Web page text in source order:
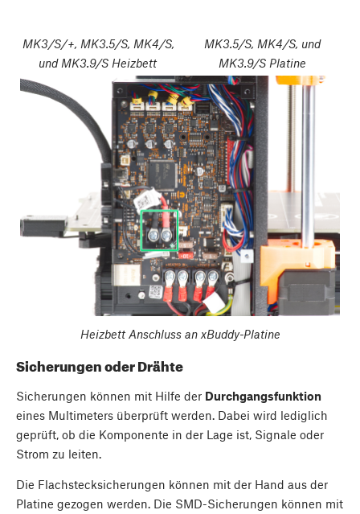
MK3/S/+, MK3.5/S, MK4/S,
und MK3.9/S Heizbett
MK3.5/S, MK4/S, und
MK3.9/S Platine
Heizbett Anschluss an xBuddy-Platine
Sicherungen oder Drähte
Sicherungen können mit Hilfe der Durchgangsfunktion
eines Multimeters überprüft werden. Dabei wird lediglich
geprüft, ob die Komponente in der Lage ist, Signale oder
Strom zu leiten.
Die Flachstecksicherungen können mit der Hand aus der
Platine gezogen werden. Die SMD-Sicherungen können mit